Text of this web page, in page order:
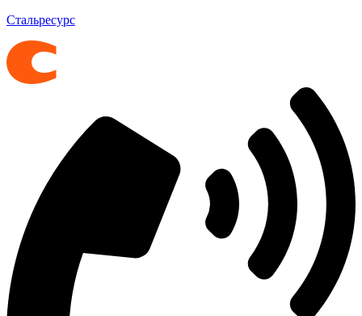
Стальресурс